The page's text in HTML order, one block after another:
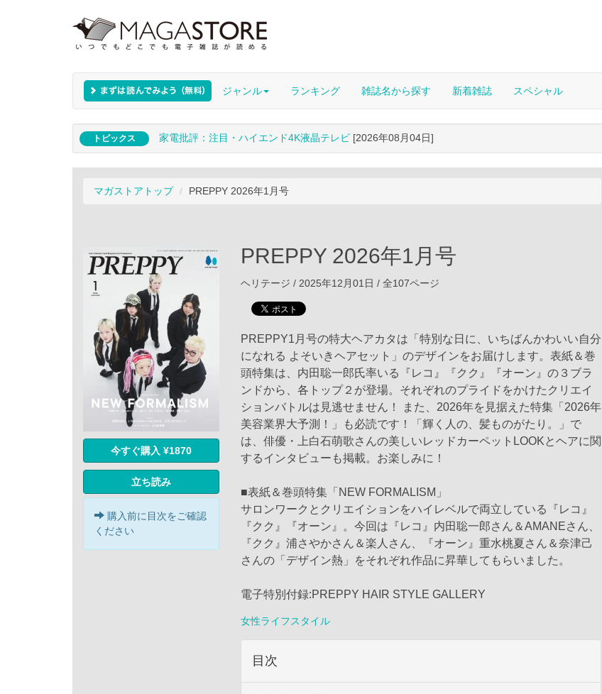
ジャンル ランキング 雑誌名から探す 新着雑誌 スペシャル
トピックス 家電批評：注目・ハイエンド4K液晶テレビ [2026年08月04日]
マガストアトップ PREPPY 2026年1月号
今すぐ購入 ¥1870
立ち読み
購入前に目次をご確認
ください
PREPPY 2026年1月号
ヘリテージ / 2025年12月01日 / 全107ページ
PREPPY1月号の特大ヘアカタは「特別な日に、いちばんかわいい自分
になれる よそいきヘアセット」のデザインをお届けします。表紙＆巻
頭特集は、内田聡一郎氏率いる『レコ』『クク』『オーン』の３ブラ
ンドから、各トップ２が登場。それぞれのプライドをかけたクリエイ
ションバトルは見逃せません！ また、2026年を見据えた特集「2026年
美容業界大予測！」も必読です！「輝く人の、髪ものがたり。」で
は、俳優・上白石萌歌さんの美しいレッドカーペットLOOKとヘアに関
するインタビューも掲載。お楽しみに！
■表紙＆巻頭特集「NEW FORMALISM」
サロンワークとクリエイションをハイレベルで両立している『レコ』
『クク』『オーン』。今回は『レコ』内田聡一郎さん＆AMANEさん、
『クク』浦さやかさん＆楽人さん、『オーン』重水桃夏さん＆奈津己
さんの「デザイン熱」をそれぞれ作品に昇華してもらいました。
電子特別付録:PREPPY HAIR STYLE GALLERY
女性ライフスタイル
目次